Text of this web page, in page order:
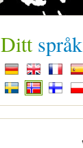
Ditt språk